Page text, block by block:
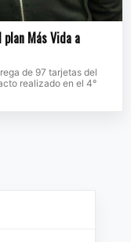
Más Vida a
de 97 tarjetas del
realizado en el 4°